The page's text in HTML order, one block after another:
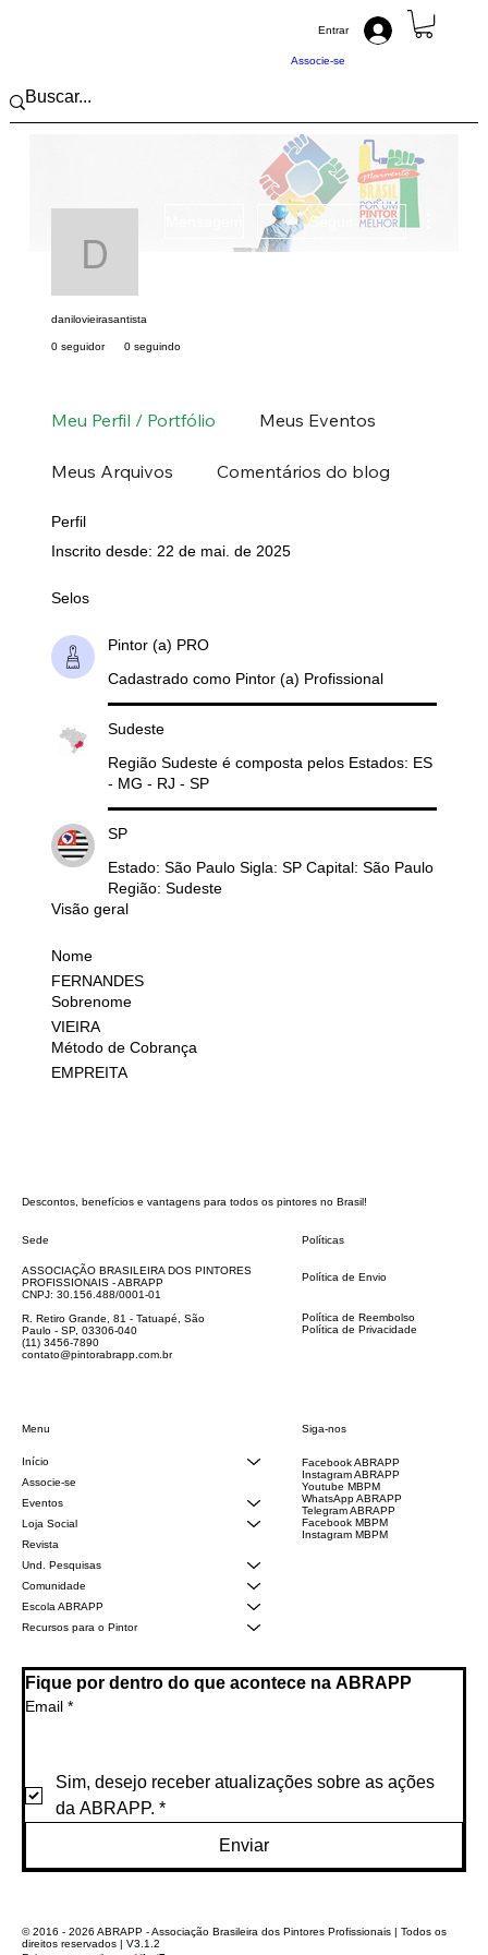
Associe-se
Entrar
danilovieirasantista
Seguir
danilovieirasantista
0 seguidor 0 seguindo
Meu Perfil / Portfólio Meus Eventos
Meus Arquivos Comentários do blog
Perfil
Inscrito desde: 22 de mai. de 2025
Selos
Pintor (a) PRO
Cadastrado como Pintor (a) Profissional
Sudeste
Região Sudeste é composta pelos Estados: ES
- MG - RJ - SP
SP
Estado: São Paulo Sigla: SP Capital: São Paulo
Região: Sudeste
Visão geral
Nome
FERNANDES
Sobrenome
VIEIRA
Método de Cobrança
EMPREITA
Descontos, benefícios e vantagens para todos os pintores no Brasil!
Sede
ASSOCIAÇÃO BRASILEIRA DOS PINTORES
PROFISSIONAIS - ABRAPP
CNPJ: 30.156.488/0001-01
R. Retiro Grande, 81 - Tatuapé, São
Paulo - SP, 03306-040
(11) 3456-7890
contato@pintorabrapp.com.br
Menu
Início
Associe-se
Eventos
Loja Social
Revista
Und. Pesquisas
Comunidade
Escola ABRAPP
Recursos para o Pintor
Políticas
Política de Envio
Política de Reembolso
Política de Privacidade
Siga-nos
Facebook ABRAPP
Instagram ABRAPP
Youtube MBPM
WhatsApp ABRAPP
Telegram ABRAPP
Facebook MBPM
Instagram MBPM
Fique por dentro do que acontece na ABRAPP
Email *
Sim, desejo receber atualizações sobre as ações
da ABRAPP. *
Enviar
© 2016 - 2026 ABRAPP - Associação Brasileira dos Pintores Profissionais | Todos os
direitos reservados | V3.1.2